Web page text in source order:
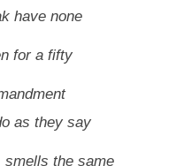
have none
for a fifty
as they say
smells the same